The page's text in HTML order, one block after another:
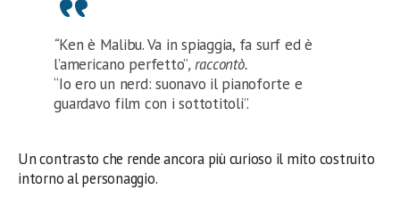
“Ken è Malibu. Va in spiaggia, fa surf ed è
l’americano perfetto”, raccontò.
“Io ero un nerd: suonavo il pianoforte e
guardavo film con i sottotitoli”.
Un contrasto che rende ancora più curioso il mito costruito
intorno al personaggio.